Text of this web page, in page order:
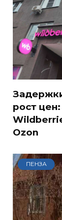
рост
Ozon
ПЕНЗА